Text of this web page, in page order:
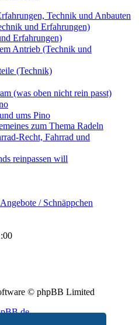
Technik und Anbauten
und Erfahrungen)
Erfahrungen)
Antrieb (Technik und
(Technik)
(was oben nicht rein passt)
ums Pino
zum Thema Radeln
Recht, Fahrrad und
reinpassen will
/ Schnäppchen
© phpBB Limited